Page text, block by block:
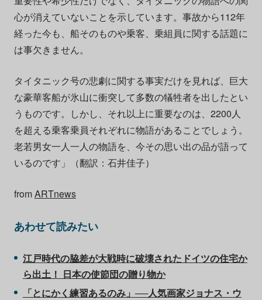
心が消えていないことを示しています。事故から112年
経った今も、船そのものや乗客、乗組員に関する話題に
は事欠きません。
タイタニック号の悲劇に関する事実だけを見れば、巨大
な豪華客船が氷山に衝突して多数の犠牲者を出したとい
うものです。しかし、それ以上に重要なのは、2200人
を超える乗客乗員それぞれに物語があることでしょう。
老若男女一人一人の物語を、今その思い出の品が語って
いるのです」（翻訳：石井佳子）
fromARTnews
あわせて読みたい
江戸時代の脇差が大戦時に破壊されたドイツの住宅か
ら出土！ 日本の使節団の贈り物か
「とにかく練習あるのみ」──人気画家ジョナス・ウ